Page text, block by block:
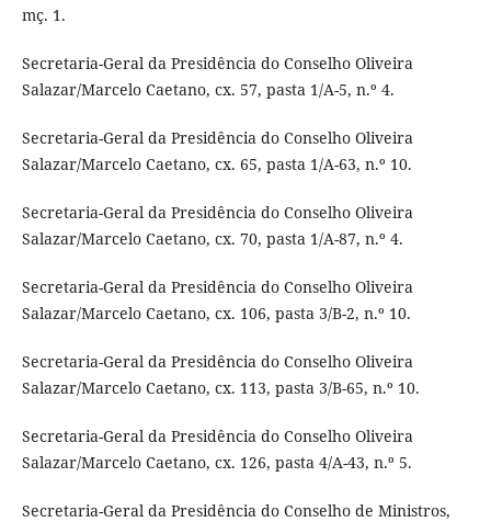
mç. 1.
Secretaria-Geral da Presidência do Conselho Oliveira
Salazar/Marcelo Caetano, cx. 57, pasta 1/A-5, n.º 4.
Secretaria-Geral da Presidência do Conselho Oliveira
Salazar/Marcelo Caetano, cx. 65, pasta 1/A-63, n.º 10.
Secretaria-Geral da Presidência do Conselho Oliveira
Salazar/Marcelo Caetano, cx. 70, pasta 1/A-87, n.º 4.
Secretaria-Geral da Presidência do Conselho Oliveira
Salazar/Marcelo Caetano, cx. 106, pasta 3/B-2, n.º 10.
Secretaria-Geral da Presidência do Conselho Oliveira
Salazar/Marcelo Caetano, cx. 113, pasta 3/B-65, n.º 10.
Secretaria-Geral da Presidência do Conselho Oliveira
Salazar/Marcelo Caetano, cx. 126, pasta 4/A-43, n.º 5.
Secretaria-Geral da Presidência do Conselho de Ministros,